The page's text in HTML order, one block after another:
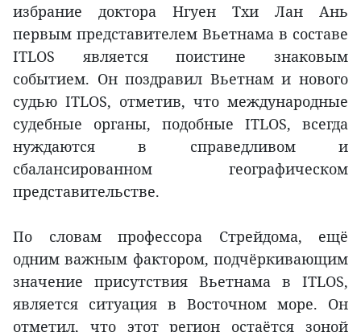
избрание доктора Нгуен Тхи Лан Ань
первым представителем Вьетнама в составе
ITLOS является поистине знаковым
событием. Он поздравил Вьетнам и нового
судью ITLOS, отметив, что международные
судебные органы, подобные ITLOS, всегда
нуждаются в справедливом и
сбалансированном географическом
представительстве.
По словам профессора Стрейдома, ещё
одним важным фактором, подчёркивающим
значение присутствия Вьетнама в ITLOS,
является ситуация в Восточном море. Он
отметил, что этот регион остаётся зоной